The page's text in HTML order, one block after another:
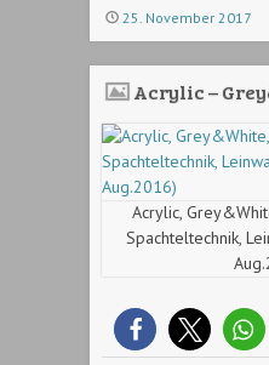
25. November 2017
Acrylic –
Acrylic,
Spachteltechnik,